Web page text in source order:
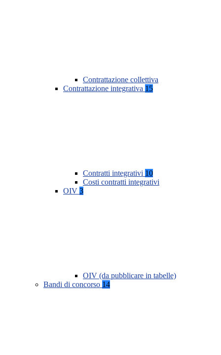
Contrattazione collettiva
Contrattazione integrativa 15
Contratti integrativi 10
Costi contratti integrativi
OIV 3
OIV (da pubblicare in tabelle)
Bandi di concorso 14